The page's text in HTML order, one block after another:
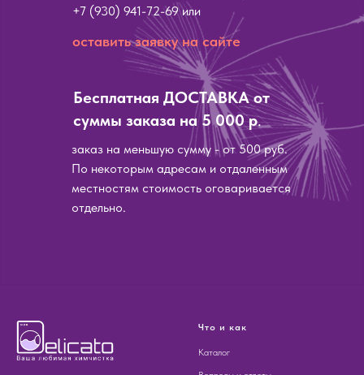
+7 (930) 941-72-69или
оставить заявку на сайте
Бесплатная ДОСТАВКА от
суммы заказа на 5 000 р.
заказ на меньшую сумму - от 500 руб.
По некоторым адресам и отдаленным
местностям стоимость оговаривается
отдельно.
Что и как
Каталог